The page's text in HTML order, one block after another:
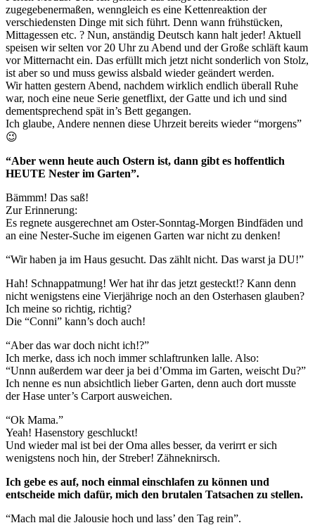
zugegebenermaßen, wenngleich es eine Kettenreaktion der
verschiedensten Dinge mit sich führt. Denn wann frühstücken,
Mittagessen etc. ? Nun, anständig Deutsch kann halt jeder! Aktuell
speisen wir selten vor 20 Uhr zu Abend und der Große schläft kaum
vor Mitternacht ein. Das erfüllt mich jetzt nicht sonderlich von Stolz,
ist aber so und muss gewiss alsbald wieder geändert werden.
Wir hatten gestern Abend, nachdem wirklich endlich überall Ruhe
war, noch eine neue Serie genetflixt, der Gatte und ich und sind
dementsprechend spät in’s Bett gegangen.
Ich glaube, Andere nennen diese Uhrzeit bereits wieder “morgens”
😉
“Aber wenn heute auch Ostern ist, dann gibt es hoffentlich
HEUTE Nester im Garten”.
Bämmm! Das saß!
Zur Erinnerung:
Es regnete ausgerechnet am Oster-Sonntag-Morgen Bindfäden und
an eine Nester-Suche im eigenen Garten war nicht zu denken!
“Wir haben ja im Haus gesucht. Das zählt nicht. Das warst ja DU!”
Hah! Schnappatmung! Wer hat ihr das jetzt gesteckt!? Kann denn
nicht wenigstens eine Vierjährige noch an den Osterhasen glauben?
Ich meine so richtig, richtig?
Die “Conni” kann’s doch auch!
“Aber das war doch nicht ich!?”
Ich merke, dass ich noch immer schlaftrunken lalle. Also:
“Unnn außerdem war deer ja bei d’Omma im Garten, weischt Du?”
Ich nenne es nun absichtlich lieber Garten, denn auch dort musste
der Hase unter’s Carport ausweichen.
“Ok Mama.”
Yeah! Hasenstory geschluckt!
Und wieder mal ist bei der Oma alles besser, da verirrt er sich
wenigstens noch hin, der Streber! Zähneknirsch.
Ich gebe es auf, noch einmal einschlafen zu können und
entscheide mich dafür, mich den brutalen Tatsachen zu stellen.
“Mach mal die Jalousie hoch und lass’ den Tag rein”.